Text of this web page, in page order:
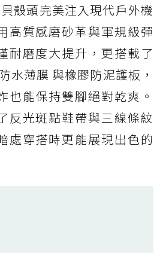
XT-6 GORE-TEX：潮
防滑、防水與街頭顏值一次攻
Stinson Evo GTX：越野
TEX 防水與增高神器一次滿
Motion Access：
，輕量化工裝健走鞋雨天必備
Timberland Motion Access：
，輕量化工裝健走鞋雨天必備
殼頭完美注入現代戶外機
高質感磨砂革與軍規級彈
耐磨度大提升，更搭載了
水薄膜 與橡膠防泥護板，
也能保持雙腳絕對乾爽。
反光斑點鞋帶與三線條紋
處穿搭時更能展現出色的